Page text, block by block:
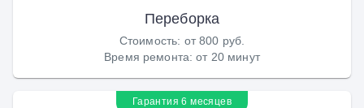
Переборка
Стоимость: от 800 руб.
Время ремонта:от 20 минут
Гарантия 6 месяцев